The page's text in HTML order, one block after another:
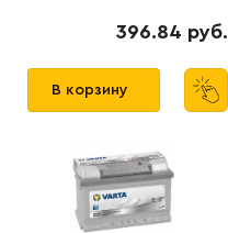
396.84 руб.
В корзину